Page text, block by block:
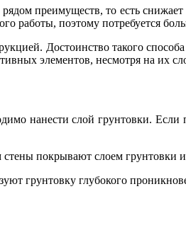
преимуществ, то есть
работы, поэтому потребуется
Достоинство такого
элементов, несмотря на их
нанести слой грунтовки.
покрывают слоем грунтовки
грунтовку глубокого